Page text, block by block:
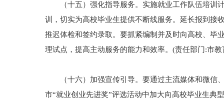
（十五）强化指导服务。实施就业工作队伍培训计
训，切实为高校毕业生提供不断线服务。延长报到接
推迟体检和签约录取。要抓紧编制并及时向高校、毕
理试点，提高主动服务的能力和效率。(责任部门:市
（十六）加强宣传引导。要通过主流媒体和微信、
市“就业创业先进奖”评选活动中加大向高校毕业生典